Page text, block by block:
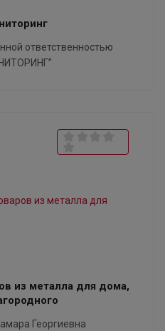
ответственностью
из металла для дома,
Георгиевна